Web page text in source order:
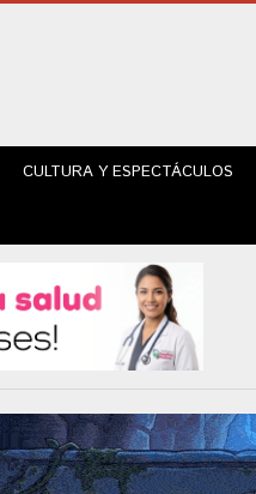
CULTURA Y ESPECTÁCULOS